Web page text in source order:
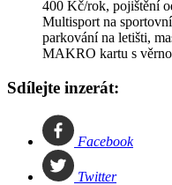
400 Kč/rok, pojištění
Multisport na
parkování na letišti,
MAKRO kartu s
Sdílejte inzerát:
Facebook
Twitter